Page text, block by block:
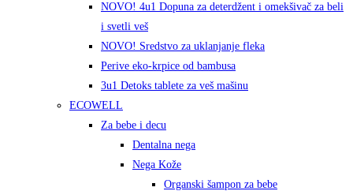
NOVO! 4u1 Dopuna za deterdžent i omekšivač za beli
i svetli veš
NOVO! Sredstvo za uklanjanje fleka
Perive eko-krpice od bambusa
3u1 Detoks tablete za veš mašinu
ECOWELL
Za bebe i decu
Dentalna nega
Nega Kože
Organski šampon za bebe